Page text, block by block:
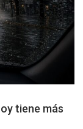
tiene más